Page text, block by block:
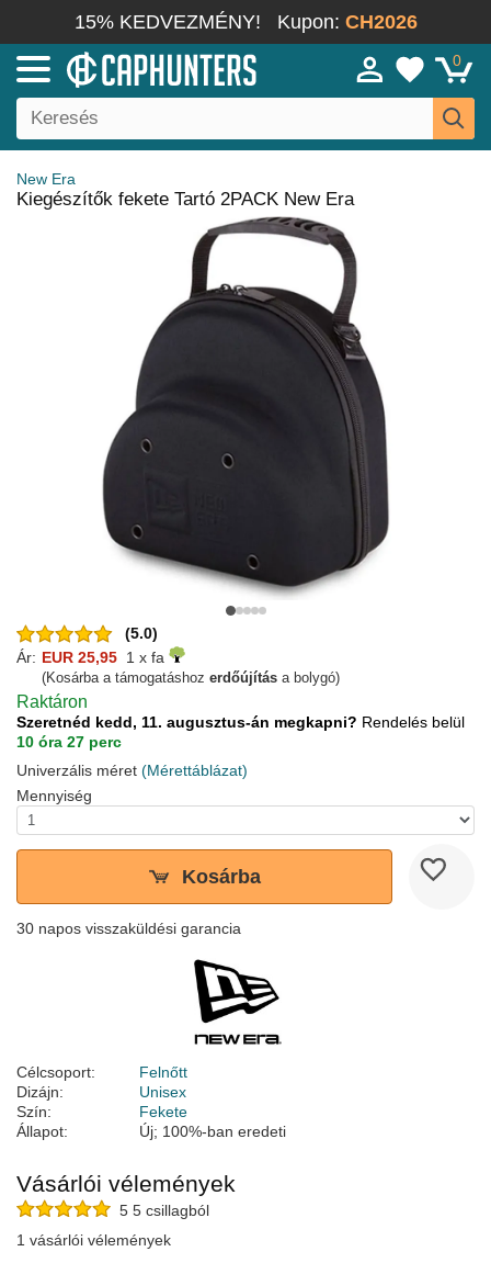
15% KEDVEZMÉNY! Kupon: CH2026
0
New Era
Kiegészítők fekete Tartó 2PACK New Era
(5.0)
Ár: EUR 25,95 1 x fa
(Kosárba a támogatáshoz erdőújítás a bolygó)
Raktáron
Szeretnéd kedd, 11. augusztus-án megkapni? Rendelés belül
10 óra 27 perc
Univerzális méret (Mérettáblázat)
Mennyiség
Kosárba
30 napos visszaküldési garancia
Célcsoport:
Felnőtt
Dizájn:
Unisex
Szín:
Fekete
Állapot:
Új; 100%-ban eredeti
Vásárlói vélemények
5 5 csillagból
1 vásárlói vélemények